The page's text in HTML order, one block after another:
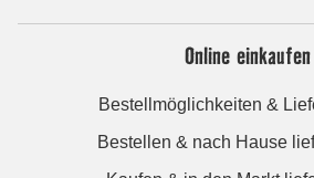
Online einkaufen
Bestellmöglichkeiten &
Bestellen & nach Hause